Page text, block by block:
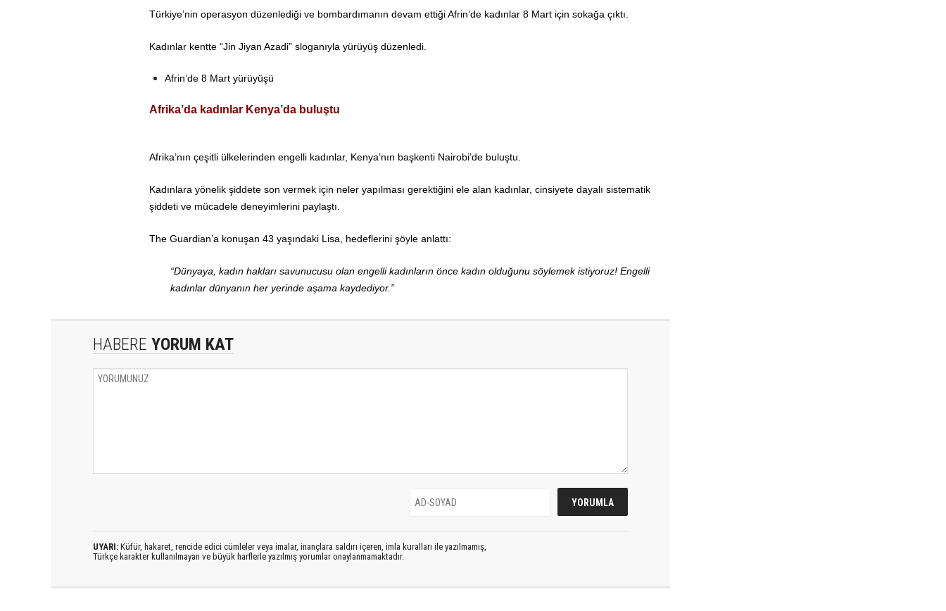
Türkiye’nin operasyon düzenlediği ve bombardımanın devam ettiği Afrin’de kadınlar 8 Mart için sokağa çıktı.
Kadınlar kentte “Jin Jiyan Azadi” sloganıyla yürüyüş düzenledi.
Afrin’de 8 Mart yürüyüşü
Afrika’da kadınlar Kenya’da buluştu
Afrika’nın çeşitli ülkelerinden engelli kadınlar, Kenya’nın başkenti Nairobi’de buluştu.
Kadınlara yönelik şiddete son vermek için neler yapılması gerektiğini ele alan kadınlar, cinsiyete dayalı sistematik
şiddeti ve mücadele deneyimlerini paylaştı.
The Guardian’a konuşan 43 yaşındaki Lisa, hedeflerini şöyle anlattı:
“Dünyaya, kadın hakları savunucusu olan engelli kadınların önce kadın olduğunu söylemek istiyoruz! Engelli
kadınlar dünyanın her yerinde aşama kaydediyor.”
HABERE YORUM KAT
UYARI: Küfür, hakaret, rencide edici cümleler veya imalar, inançlara saldırı içeren, imla kuralları ile yazılmamış,
Türkçe karakter kullanılmayan ve büyük harflerle yazılmış yorumlar onaylanmamaktadır.